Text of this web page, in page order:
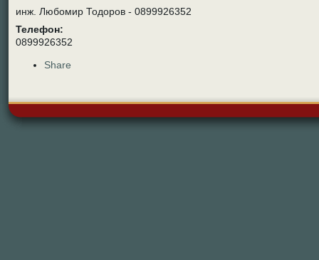
инж. Любомир Тодоров - 0899926352
Телефон:
0899926352
Share